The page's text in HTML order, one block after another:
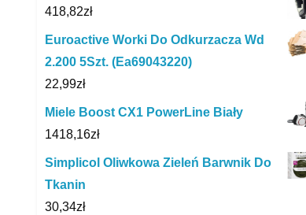
418,82zł
Euroactive Worki Do Odkurzacza Wd
2.200 5Szt. (Ea69043220)
22,99zł
Miele Boost CX1 PowerLine Biały
1418,16zł
Simplicol Oliwkowa Zieleń Barwnik Do
Tkanin
30,34zł